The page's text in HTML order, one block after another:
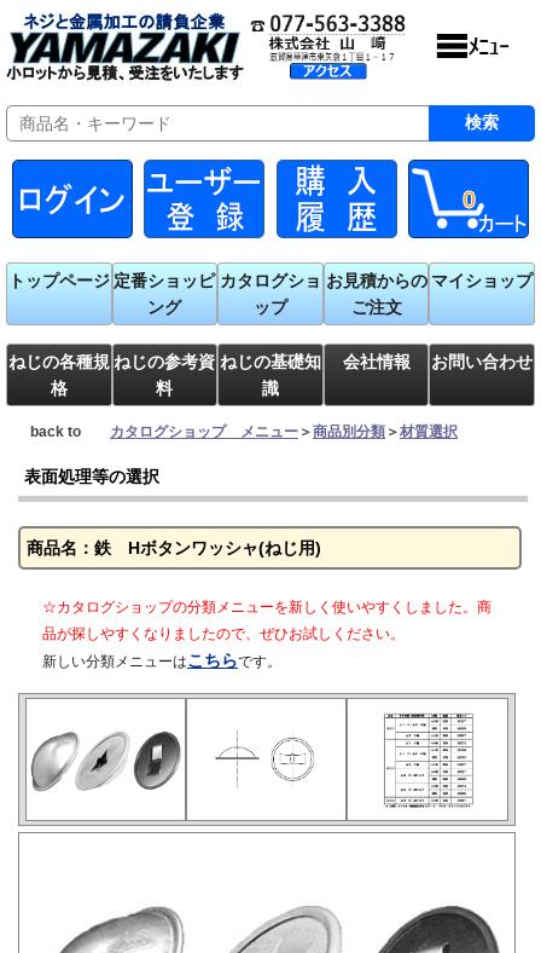
0
トップページ 定番ショッピ
ング
カタログショ
ップ
お見積からの
ご注文
マイショップ
ねじの各種規
格
ねじの参考資
料
ねじの基礎知
識
会社情報 お問い合わせ
back to カタログショップ メニュー ＞商品別分類 ＞材質選択
表面処理等の選択
商品名：鉄 Hボタンワッシャ(ねじ用)
☆カタログショップの分類メニューを新しく使いやすくしました。商
品が探しやすくなりましたので、ぜひお試しください。
新しい分類メニューはこちらです。